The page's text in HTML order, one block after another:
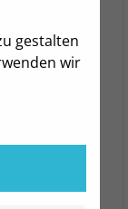
gestalten
wir